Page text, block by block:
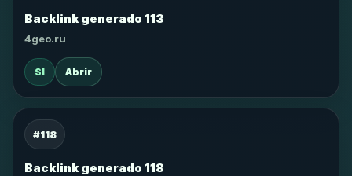
Backlink generado 113
4geo.ru
SI Abrir
#118
Backlink generado 118